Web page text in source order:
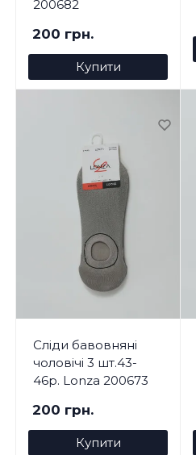
200682
200 грн.
Купити
Сліди бавовняні
чоловічі 3 шт.43-
46р. Lonza 200673
200 грн.
Купити